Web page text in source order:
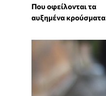
Που οφείλονται τα
αυξημένα κρούσματα